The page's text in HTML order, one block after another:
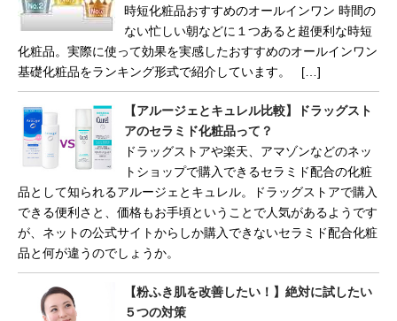
時短化粧品おすすめのオールインワン 時間の
ない忙しい朝などに１つあると超便利な時短
化粧品。実際に使って効果を実感したおすすめのオールインワン
基礎化粧品をランキング形式で紹介しています。 […]
【アルージェとキュレル比較】ドラッグスト
アのセラミド化粧品って？
ドラッグストアや楽天、アマゾンなどのネッ
トショップで購入できるセラミド配合の化粧
品として知られるアルージェとキュレル。ドラッグストアで購入
できる便利さと、価格もお手頃ということで人気があるようです
が、ネットの公式サイトからしか購入できないセラミド配合化粧
品と何が違うのでしょうか。
【粉ふき肌を改善したい！】絶対に試したい
５つの対策